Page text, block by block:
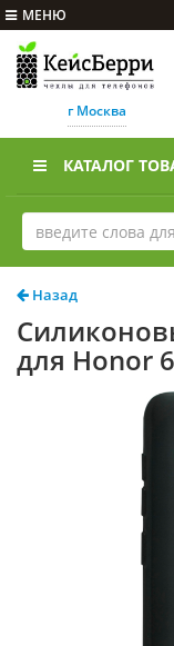
МЕНЮ
г Москва
КАТАЛОГ
Назад
для Honor